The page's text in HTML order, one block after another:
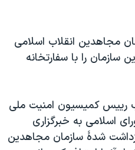
مجاهدين انقلاب اسلامی
سازمان را با سفارتخانه
رييس کميسيون امنيت ملی
اسلامی به خبرگزاری
شدۀ سازمان مجاهدين